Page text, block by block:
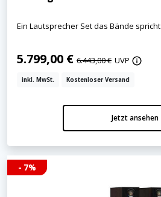
Ein Lautsprecher Set das Bände spricht
5.799,00 € 6.443,00 € UVP
inkl. MwSt. Kostenloser Versand
Jetzt ansehen
- 7%